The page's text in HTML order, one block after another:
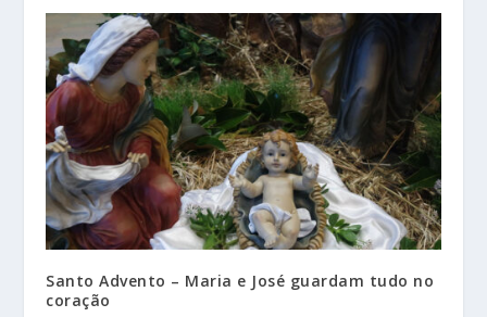
Santo Advento – Maria e José guardam tudo no
coração